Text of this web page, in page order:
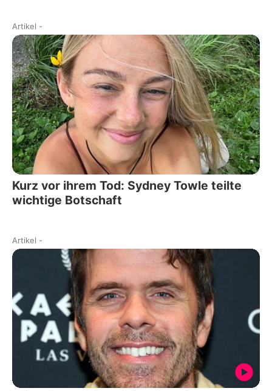
Artikel -
Kurz vor ihrem Tod: Sydney Towle teilte
wichtige Botschaft
Artikel -